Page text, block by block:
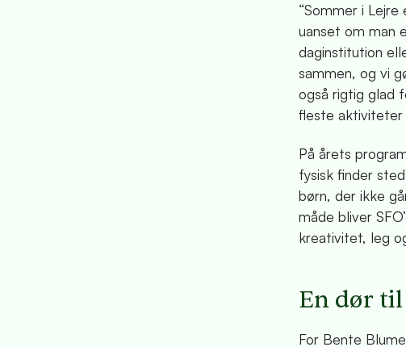
“Sommer i
uanset om man
daginstitution
sammen, og vi
også rigtig glad
fleste aktiviteter
På årets
fysisk finder
børn, der ikke
måde bliver
kreativitet, leg
En dør
For Bente